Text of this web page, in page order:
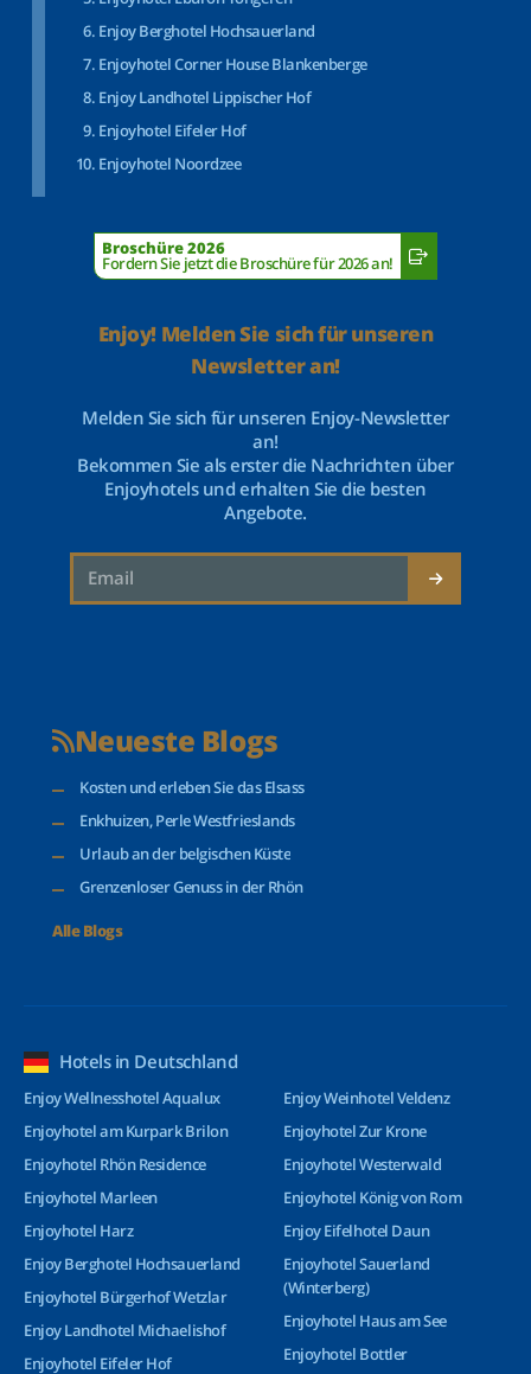
Enjoy Berghotel Hochsauerland
Enjoyhotel Corner House Blankenberge
Enjoy Landhotel Lippischer Hof
Enjoyhotel Eifeler Hof
Enjoyhotel Noordzee
Broschüre 2026
Fordern Sie jetzt die Broschüre für 2026 an!
Enjoy! Melden Sie sich für unseren
Newsletter an!
Melden Sie sich für unseren Enjoy-Newsletter
an!
Bekommen Sie als erster die Nachrichten über
Enjoyhotels und erhalten Sie die besten
Angebote.
Neueste Blogs
Kosten und erleben Sie das Elsass
Enkhuizen, Perle Westfrieslands
Urlaub an der belgischen Küste
Grenzenloser Genuss in der Rhön
Alle Blogs
Hotels in Deutschland
Enjoy Wellnesshotel Aqualux
Enjoyhotel am Kurpark Brilon
Enjoyhotel Rhön Residence
Enjoyhotel Marleen
Enjoyhotel Harz
Enjoy Berghotel Hochsauerland
Enjoyhotel Bürgerhof Wetzlar
Enjoy Landhotel Michaelishof
Enjoyhotel Eifeler Hof
Enjoy Weinhotel Veldenz
Enjoyhotel Zur Krone
Enjoyhotel Westerwald
Enjoyhotel König von Rom
Enjoy Eifelhotel Daun
Enjoyhotel Sauerland
(Winterberg)
Enjoyhotel Haus am See
Enjoyhotel Bottler